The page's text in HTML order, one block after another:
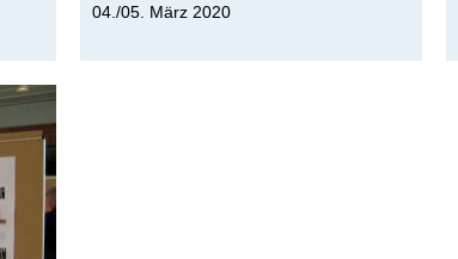
04./05. März 2020